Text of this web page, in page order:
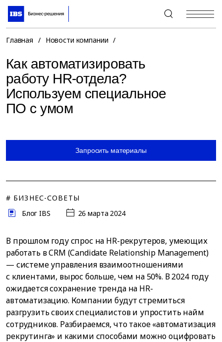
+7 (495) 967-80-80
Главная / Новости компании /
Как автоматизировать
работу HR-отдела?
Используем специальное
ПО с умом
Запросить материалы
# БИЗНЕС-СОВЕТЫ
Блог IBS
26 марта 2024
В прошлом году спрос на HR-рекрутеров, умеющих
работать в CRM (Candidate Relationship Management)
— системе управления взаимоотношениями
с клиентами, вырос больше, чем на 50%. В 2024 году
ожидается сохранение тренда на HR-
автоматизацию. Компании будут стремиться
разгрузить своих специалистов и упростить найм
сотрудников. Разбираемся, что такое «автоматизация
рекрутинга» и какими способами можно оцифровать